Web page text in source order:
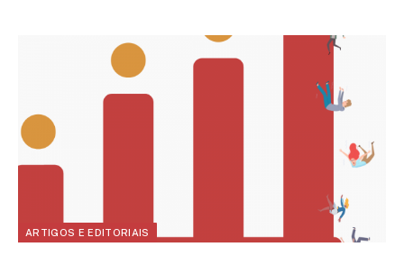
ARTIGOS E EDITORIAIS